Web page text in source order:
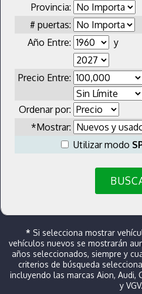
Provincia:
# puertas:
Año Entre:
y
Precio Entre:
Ordenar por:
*Mostrar:
Utilizar modo
* Si selecciona mostrar
vehículos nuevos se mostrarán
años seleccionados, siempre y
criterios de búsqueda
incluyendo las marcas Aion, Audi,
y VGV.